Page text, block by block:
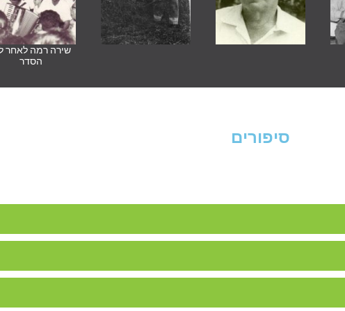
שירה רמה לאחר
הסדר
סיפורים